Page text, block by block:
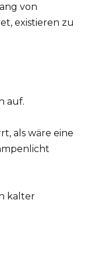
von
existieren zu
auf.
als wäre eine
kalter